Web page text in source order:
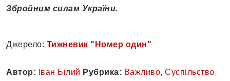
Збройним силам України.
Джерело: Тижневик "Номер один"
Автор: Іван Білий Рубрика: Важливо, Суспільство